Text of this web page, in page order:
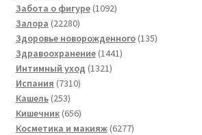
товаров
Забота о фигуре 10921092
Залора 2228022280
товаров
Здоровье новорожденного 135135
Здравоохранение 14411441
Интимный уход 13211321
Испания 73107310
Кашель 253253
товара
Кишечник 656656
товаров
Косметика и макияж 62776277